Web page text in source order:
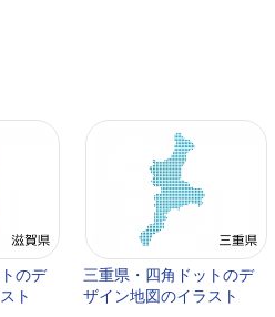
のデ
ト
三重県・四角ドットのデ
ザイン地図のイラスト